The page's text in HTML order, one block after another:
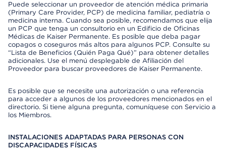
Puede seleccionar un proveedor de atención médica primaria
(Primary Care Provider, PCP) de medicina familiar, pediatría o
medicina interna. Cuando sea posible, recomendamos que elija
un PCP que tenga un consultorio en un Edificio de Oficinas
Médicas de Kaiser Permanente. Es posible que deba pagar
copagos o coseguros más altos para algunos PCP. Consulte su
“Lista de Beneficios (Quién Paga Qué)” para obtener detalles
adicionales. Use el menú desplegable de Afiliación del
Proveedor para buscar proveedores de Kaiser Permanente.
Es posible que se necesite una autorización o una referencia
para acceder a algunos de los proveedores mencionados en el
directorio. Si tiene alguna pregunta, comuníquese con Servicio a
los Miembros.
INSTALACIONES ADAPTADAS PARA PERSONAS CON
DISCAPACIDADES FÍSICAS